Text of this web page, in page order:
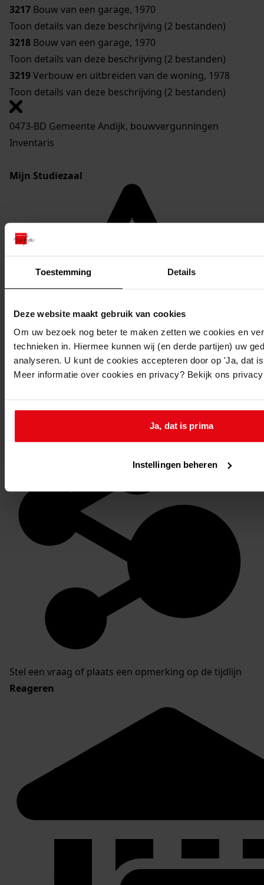
Toestemming Details
Deze website maakt gebruik van cookies
Om uw bezoek nog beter te maken zetten we cookies en
technieken in. Hiermee kunnen wij (en derde partijen) uw
analyseren. U kunt de cookies accepteren door op 'Ja, dat
Meer informatie over cookies en privacy? Bekijk ons
Ja, dat is prima
Instellingen beheren
3217 Bouw van een garage, 1970
Toon details van deze beschrijving (2 bestanden)
3218 Bouw van een garage, 1970
Toon details van deze beschrijving (2 bestanden)
3219Verbouw en uitbreiden van de woning, 1978
Toon details van deze beschrijving (2 bestanden)
0473-BD Gemeente Andijk, bouwvergunningen
Inventaris
Mijn Studiezaal
Favoriet of een notitie maken
Stel een vraag of plaats een opmerking op de tijdlijn
Reageren